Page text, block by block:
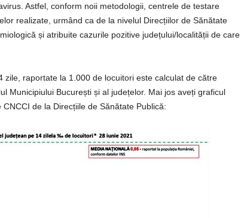
Astfel, conform noii metodologii, centrele de testare
realizate, urmând ca de la nivelul Direcțiilor de Sănătate
și atribuite cazurile pozitive județului/localității de care
zile, raportate la 1.000 de locuitori este calculat de către
Municipiului București și al județelor. Mai jos aveți graficul
de la Direcțiile de Sănătate Publică: